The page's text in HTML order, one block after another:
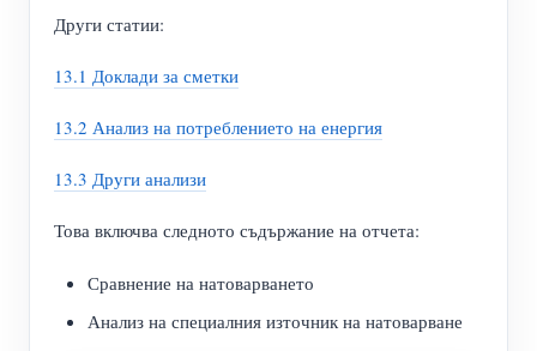
Система за енергийно прогнозиране и симулация
Приложения
Енергиен монитор на слънчева фотоволтаична
Магазин
Общност
Разгледайте
Контакт
Други статии:
13.1 Доклади за сметки
13.2 Анализ на потреблението на енергия
13.3 Други анализи
Това включва следното съдържание на отчета:
Сравнение на натоварването
Анализ на специалния източник на натоварване